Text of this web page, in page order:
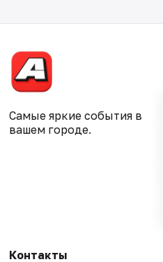
Самые яркие события в
вашем городе.
Контакты